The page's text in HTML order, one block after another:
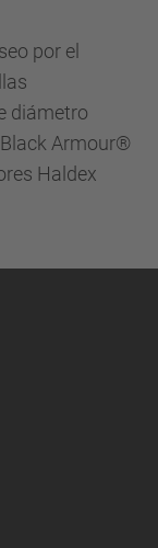
por el
diámetro
Armour®
Haldex